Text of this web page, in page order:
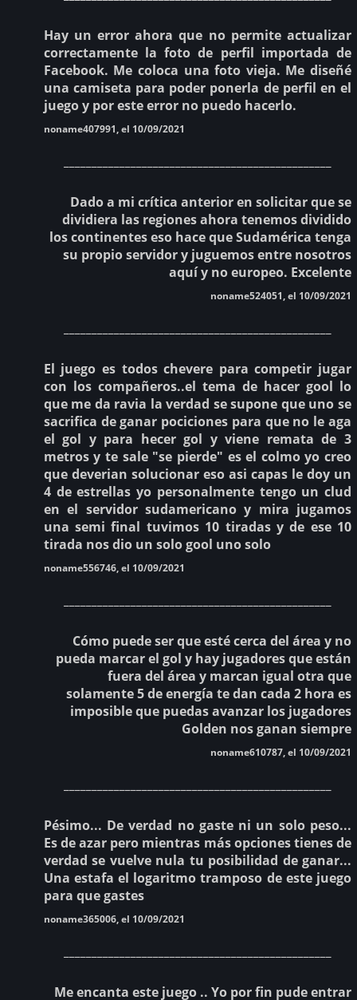
Hay un error ahora que no permite actualizar
correctamente la foto de perfil importada de
Facebook. Me coloca una foto vieja. Me diseñé
una camiseta para poder ponerla de perfil en el
juego y por este error no puedo hacerlo.
noname407991, el 10/09/2021
Dado a mi crítica anterior en solicitar que se
dividiera las regiones ahora tenemos dividido
los continentes eso hace que Sudamérica tenga
su propio servidor y juguemos entre nosotros
aquí y no europeo. Excelente
noname524051, el 10/09/2021
El juego es todos chevere para competir jugar
con los compañeros..el tema de hacer gool lo
que me da ravia la verdad se supone que uno se
sacrifica de ganar pociciones para que no le aga
el gol y para hecer gol y viene remata de 3
metros y te sale "se pierde" es el colmo yo creo
que deverian solucionar eso asi capas le doy un
4 de estrellas yo personalmente tengo un clud
en el servidor sudamericano y mira jugamos
una semi final tuvimos 10 tiradas y de ese 10
tirada nos dio un solo gool uno solo
noname556746, el 10/09/2021
Cómo puede ser que esté cerca del área y no
pueda marcar el gol y hay jugadores que están
fuera del área y marcan igual otra que
solamente 5 de energía te dan cada 2 hora es
imposible que puedas avanzar los jugadores
Golden nos ganan siempre
noname610787, el 10/09/2021
Pésimo... De verdad no gaste ni un solo peso...
Es de azar pero mientras más opciones tienes de
verdad se vuelve nula tu posibilidad de ganar...
Una estafa el logaritmo tramposo de este juego
para que gastes
noname365006, el 10/09/2021
Me encanta este juego .. Yo por fin pude entrar